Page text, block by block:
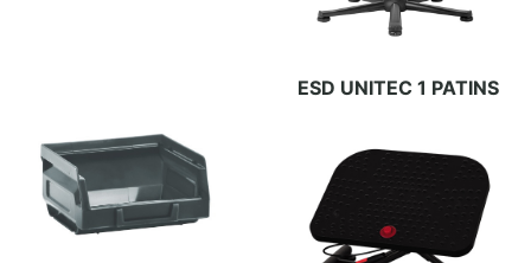
ESD UNITEC 1 PATINS